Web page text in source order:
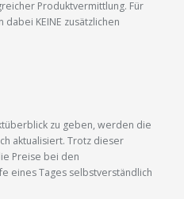
Produktvermittlung. Für
KEINE zusätzlichen
zu geben, werden die
aktualisiert. Trotz dieser
Preise bei den
eines Tages selbstverständlich